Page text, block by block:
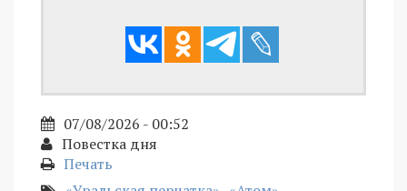
07/08/2026 - 00:52
Повестка дня
Печать